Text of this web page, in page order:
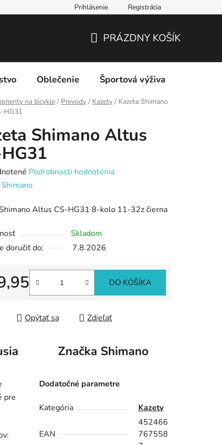
Prihlásenie Registrácia
KOŠÍK
PRÁZDNY KOŠÍK
Oblečenie Športová výživa
na bicykle / Prevody / Kazety / Kazeta Shimano
HG31
Shimano Altus
Podrobnosti hodnotenia
Shimano
Altus CS-HG31 8-kolo 11-32z čierna
Skladom
doručiť do:
7.8.2026
cena:
DO KOŠÍKA
Opýtať sa Zdieľať
Značka Shimano
pre
Dodatočné parametre
Kategória Kazety
EAN
452466
767558